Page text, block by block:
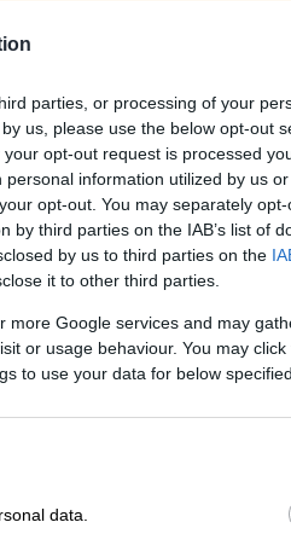
parties, or processing of your
us, please use the below opt-out
opt-out request is processed
information utilized by us
opt-out. You may separately
third parties on the IAB’s list of
by us to third parties on the
it to other third parties.
more Google services and may
or usage behaviour. You may
to use your data for below
data.
Παπαθανασίου
ως Vangelis
τζαζ και της
του, ενώ στα
την παραμικρή
στην
του ‘60
είχε
πρώτη εβδομάδα
τους Aphrodite’s